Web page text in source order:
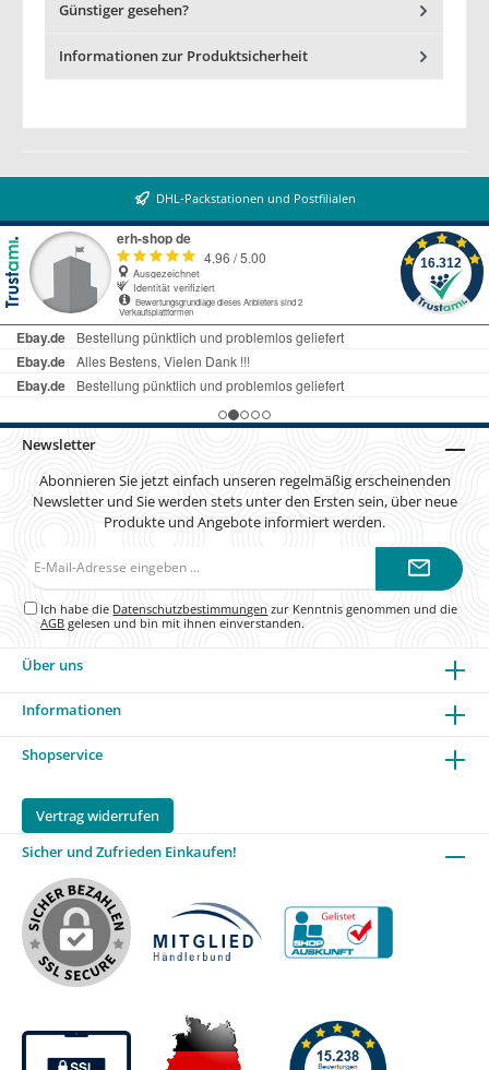
Günstiger gesehen?
Informationen zur Produktsicherheit
DHL-Packstationen und Postfilialen
Newsletter
Abonnieren Sie jetzt einfach unseren regelmäßig erscheinenden
Newsletter und Sie werden stets unter den Ersten sein, über neue
Produkte und Angebote informiert werden.
Ich habe die Datenschutzbestimmungen zur Kenntnis genommen und die
AGB gelesen und bin mit ihnen einverstanden.
Über uns
Informationen
Shopservice
Vertrag widerrufen
Sicher und Zufrieden Einkaufen!